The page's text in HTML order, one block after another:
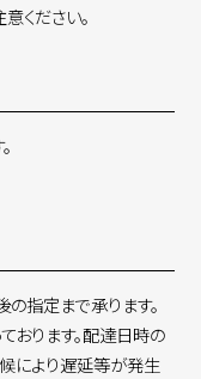
ください。
指定まで承ります。
おります。配達日時の
により遅延等が発生